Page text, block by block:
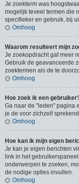
Je zoekterm was
mogelijk teveel termen die
specifieker en gebruik, bij
Omhoog
Waarom resulteert mijn
Je zoekopdracht gaf meer
Gebruik de geavanceerde
zoektermen als de te
Omhoog
Hoe zoek ik een
Ga naar de "leden" pagina
je de voor zichzelf
Omhoog
Hoe kan ik mijn eigen
Je kan je eigen berichten
link in het
onderwerpen te zoeken,
de nodige opties invullen.
Omhoog